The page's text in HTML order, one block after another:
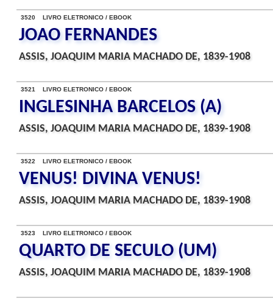
3520 LIVRO ELETRONICO / EBOOK
JOAO FERNANDES
ASSIS, JOAQUIM MARIA MACHADO DE, 1839-1908
3521 LIVRO ELETRONICO / EBOOK
INGLESINHA BARCELOS (A)
ASSIS, JOAQUIM MARIA MACHADO DE, 1839-1908
3522 LIVRO ELETRONICO / EBOOK
VENUS! DIVINA VENUS!
ASSIS, JOAQUIM MARIA MACHADO DE, 1839-1908
3523 LIVRO ELETRONICO / EBOOK
QUARTO DE SECULO (UM)
ASSIS, JOAQUIM MARIA MACHADO DE, 1839-1908